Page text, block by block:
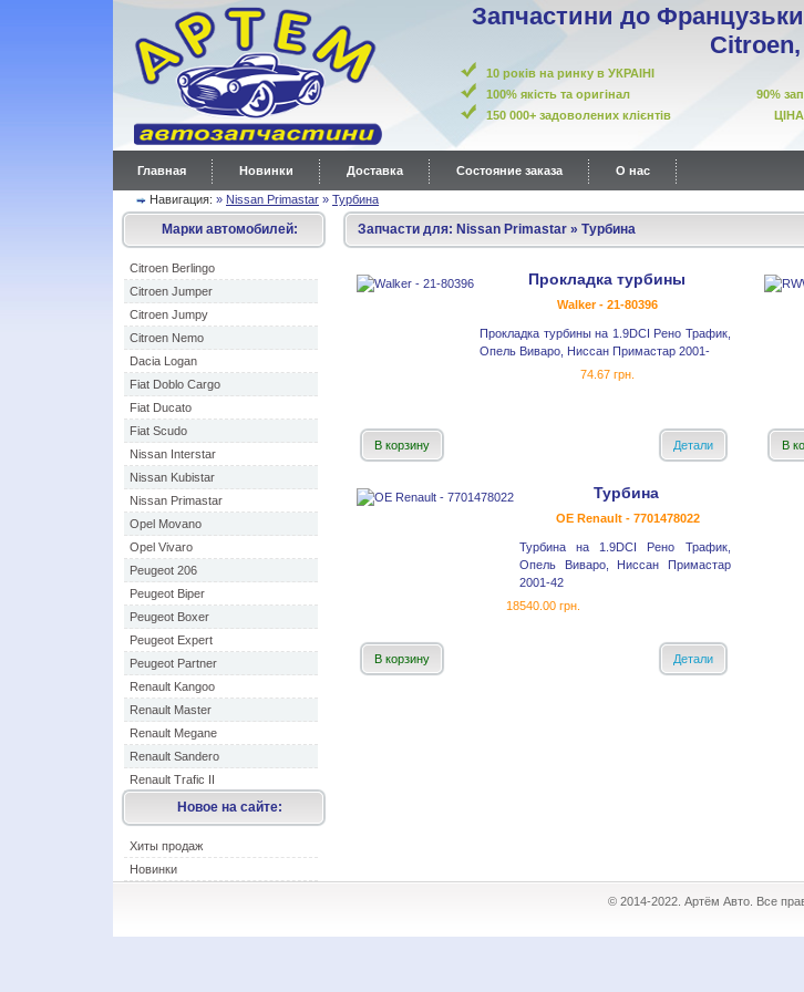
Запчастини до
10 років на ринку в УКРАІНІ
100% якість та оригінал 90%
150 000+ задоволених клієнтів ЦІНА
Главная Новинки Доставка Состояние заказа О нас
Навигация: » Nissan Primastar » Турбина
Марки автомобилей:
Citroen Berlingo
Citroen Jumper
Citroen Jumpy
Citroen Nemo
Dacia Logan
Fiat Doblo Cargo
Fiat Ducato
Fiat Scudo
Nissan Interstar
Nissan Kubistar
Nissan Primastar
Opel Movano
Opel Vivaro
Peugeot 206
Peugeot Biper
Peugeot Boxer
Peugeot Expert
Peugeot Partner
Renault Kangoo
Renault Master
Renault Megane
Renault Sandero
Renault Trafic II
Новое на сайте:
Хиты продаж
Новинки
Запчасти для: Nissan Primastar » Турбина
Прокладка турбины
Walker - 21-80396
Прокладка турбины на 1.9DCI Рено Трафик,
Опель Виваро, Ниссан Примастар 2001-
74.67 грн.
В корзину Детали В
Турбина
OE Renault - 7701478022
Турбина на 1.9DCI Рено Трафик,
Опель Виваро, Ниссан Примастар
2001-42
18540.00 грн.
В корзину Детали
© 2014-2022. Артём Авто. Все